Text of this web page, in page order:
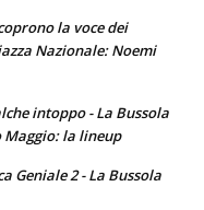
la voce dei
Nazionale: Noemi
intoppo - La Bussola
Maggio: la lineup
Geniale 2 - La Bussola